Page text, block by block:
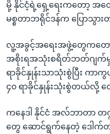
မို့ နိုင်ငံ့ရဲ့ရှေ့ရေးကတော့ အတ
မစ္စတာဘရိုင်ဒန်က ပြောသွား
လူ့အခွင့်အရေးအဖွဲ့တွေကတော့
အစိုးရအသုံးစရိတ်ဘတ်ဂျက်မှ
ရာခိုင်နှုန်းသာသုံးစွဲပြီး
၄၀ ရာခိုင်နှုန်းသုံးစွဲတယ်လို့ ထ
ကနေဒါ နိုင်ငံ အလ်ဘာတာ တ
တွေ ဆောင်ရွက်နေတဲ့ ဒေါက်တ